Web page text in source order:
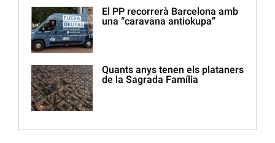
El PP recorrerà Barcelona amb
una “caravana antiokupa”
Quants anys tenen els plataners
de la Sagrada Família